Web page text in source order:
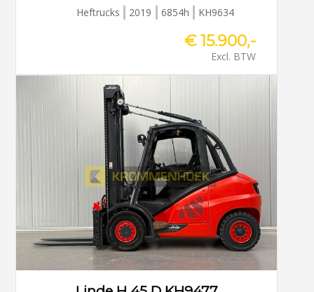
Heftrucks 2019 6854h KH9634
€ 15.900,-
Excl. BTW